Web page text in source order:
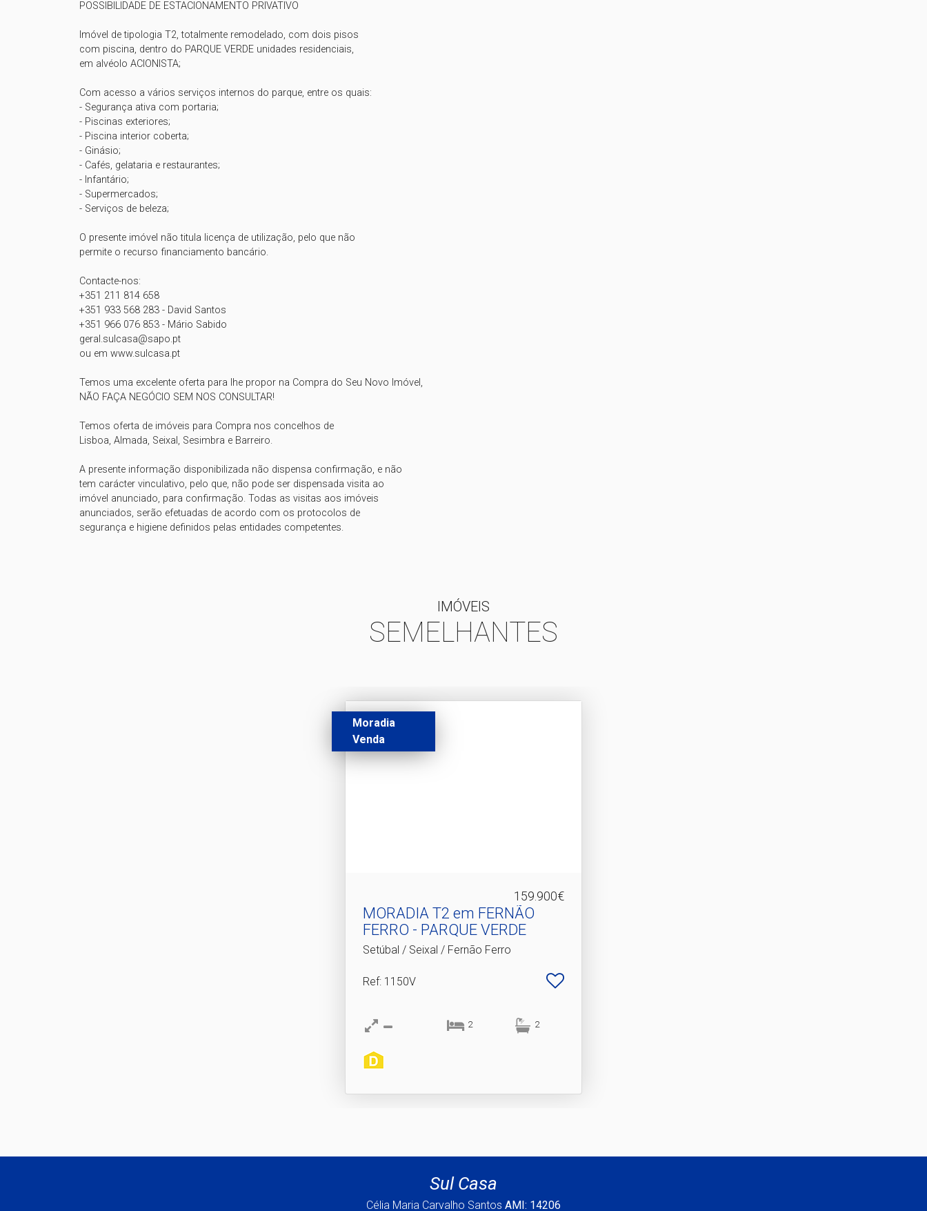
POSSIBILIDADE DE ESTACIONAMENTO PRIVATIVO
Imóvel de tipologia T2, totalmente remodelado, com dois pisos
com piscina, dentro do PARQUE VERDE unidades residenciais,
em alvéolo ACIONISTA;
Com acesso a vários serviços internos do parque, entre os quais:
- Segurança ativa com portaria;
- Piscinas exteriores;
- Piscina interior coberta;
- Ginásio;
- Cafés, gelataria e restaurantes;
- Infantário;
- Supermercados;
- Serviços de beleza;
O presente imóvel não titula licença de utilização, pelo que não
permite o recurso financiamento bancário.
Contacte-nos:
+351 211 814 658
+351 933 568 283 - David Santos
+351 966 076 853 - Mário Sabido
geral.sulcasa@sapo.pt
ou em www.sulcasa.pt
Temos uma excelente oferta para lhe propor na Compra do Seu Novo Imóvel,
NÃO FAÇA NEGÓCIO SEM NOS CONSULTAR!
Temos oferta de imóveis para Compra nos concelhos de
Lisboa, Almada, Seixal, Sesimbra e Barreiro.
A presente informação disponibilizada não dispensa confirmação, e não
tem carácter vinculativo, pelo que, não pode ser dispensada visita ao
imóvel anunciado, para confirmação. Todas as visitas aos imóveis
anunciados, serão efetuadas de acordo com os protocolos de
segurança e higiene definidos pelas entidades competentes.
IMÓVEIS
SEMELHANTES
Moradia
Venda
159.900€
MORADIA T2 em FERNÃO
FERRO - PARQUE VERDE
Setúbal / Seixal / Fernão Ferro
Ref: 1150V
2 2
Sul Casa
Célia Maria Carvalho Santos AMI: 14206